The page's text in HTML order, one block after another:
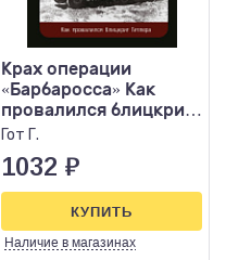
Крах операции
«Барбаросса» Как
провалился блицкриг
Гитлера
Гот Г.
1032 ₽
Наличие в магазинах
КУПИТЬ